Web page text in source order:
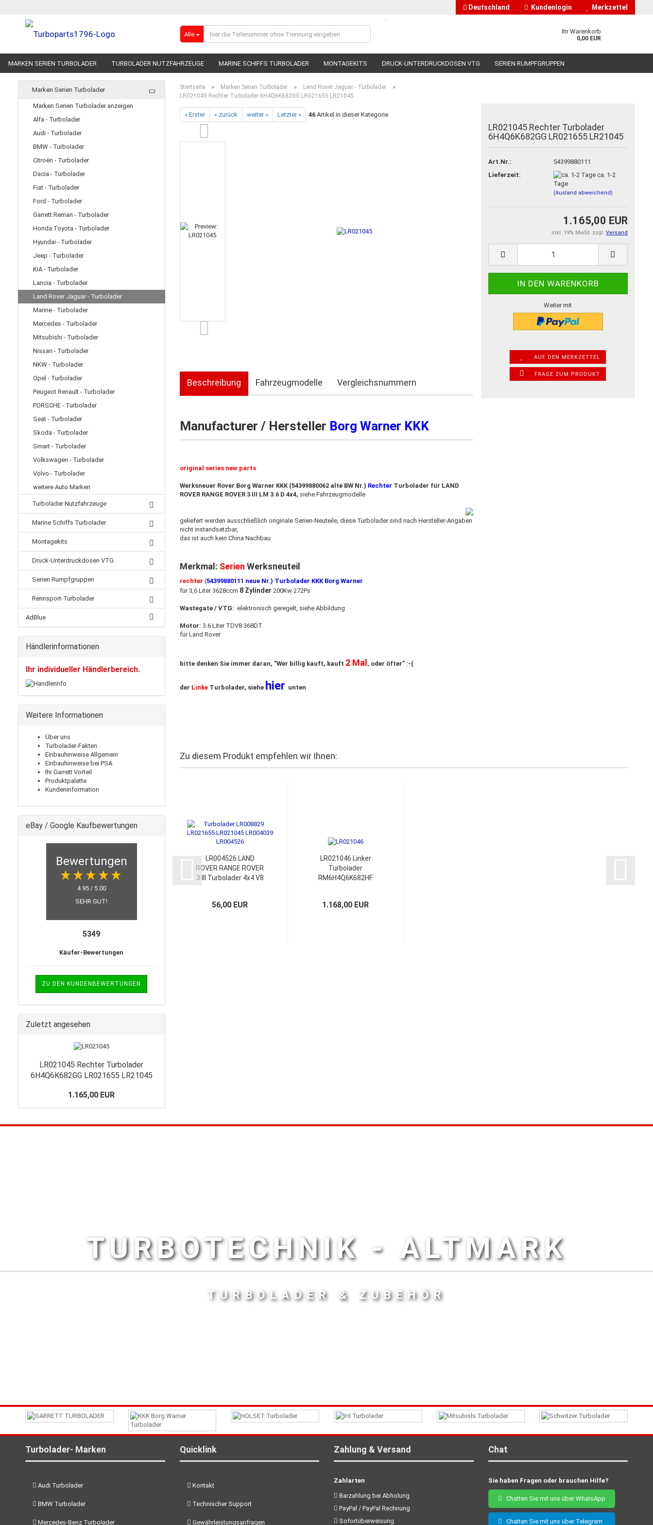
Deutschland
Lieferland
Kundenlogin Merkzettel
Alle
.
Ihr Warenkorb
0,00 EUR
MARKEN SERIEN TURBOLADER TURBOLADER NUTZFAHRZEUGE MARINE SCHIFFS TURBOLADER MONTAGEKITS DRUCK-UNTERDRUCKDOSEN VTG SERIEN RUMPFGRUPPEN
Startseite » Marken Serien Turbolader » Land Rover Jaguar - Turbolader »
LR021045 Rechter Turbolader 6H4Q6K682GG LR021655 LR21045
« Erster « zurück weiter » Letzter » 46Artikel in dieser Kategorie
LR021045 Rechter Turbolader
6H4Q6K682GG LR021655 LR21045
Art.Nr.:
54399880111
Lieferzeit:
ca. 1-2
Tage
(Ausland abweichend)
1.165,00 EUR
inkl. 19% MwSt. zzgl. Versand
Weiter mit
AUF DEN MERKZETTEL
FRAGE ZUM PRODUKT
Beschreibung Fahrzeugmodelle Vergleichsnummern
Manufacturer / Hersteller Borg Warner KKK
original series new parts
Werksneuer Rover Borg Warner KKK (54399880062 alte BW Nr.) Rechter Turbolader für LAND
ROVER RANGE ROVER 3 III LM 3.6 D 4x4, siehe Fahrzeugmodelle
geliefert werden ausschließlich originale Serien-Neuteile, diese Turbolader sind nach Hersteller-Angaben
nicht instandsetzbar,
das ist auch kein China Nachbau
Merkmal: Serien Werksneuteil
rechter (54399880111 neue Nr.) Turbolader KKK Borg Warner
für 3,6 Liter 3628ccm 8 Zylinder 200Kw 272Ps
Wastegate / VTG: elektronisch geregelt, siehe Abbildung
Motor: 3.6 Liter TDV8 368DT
für Land Rover
bitte denken Sie immer daran, "Wer billig kauft, kauft 2 Mal , oder öfter" :-(
der Linke Turbolader, siehe hier unten
Zu diesem Produkt empfehlen wir Ihnen:
LR004526 LAND
ROVER RANGE ROVER
3 III Turbolader 4x4 V8
56,00 EUR
LR021046 Linker
Turbolader
RM6H4Q6K682HF
LR008830
1.168,00 EUR
Marken Serien Turbolader
Marken Serien Turbolader anzeigen
Alfa - Turbolader
Audi - Turbolader
BMW - Turbolader
Citroën - Turbolader
Dacia - Turbolader
Fiat - Turbolader
Ford - Turbolader
Garrett Reman - Turbolader
Honda Toyota - Turbolader
Hyundai - Turbolader
Jeep - Turbolader
KIA - Turbolader
Lancia - Turbolader
Land Rover Jaguar - Turbolader
Marine - Turbolader
Mercedes - Turbolader
Mitsubishi - Turbolader
Nissan - Turbolader
NKW - Turbolader
Opel - Turbolader
Peugeot Renault - Turbolader
PORSCHE - Turbolader
Seat - Turbolader
Skoda - Turbolader
Smart - Turbolader
Volkswagen - Turbolader
Volvo - Turbolader
weitere Auto Marken
Turbolader Nutzfahrzeuge
Marine Schiffs Turbolader
Montagekits
Druck-Unterdruckdosen VTG
Serien Rumpfgruppen
Rennsport-Turbolader
AdBlue
Händlerinformationen
Ihr individueller Händlerbereich.
Weitere Informationen
Über uns
Turbolader-Fakten
Einbauhinweise Allgemein
Einbauhinweise bei PSA
Ihr Garrett Vorteil
Produktpalette
Kundeninformation
eBay / Google Kaufbewertungen
Bewertungen
4.95 / 5.00
SEHR GUT!
5349
Käufer-Bewertungen
ZU DEN KUNDENBEWERTUNGEN
Zuletzt angesehen
LR021045 Rechter Turbolader
6H4Q6K682GG LR021655 LR21045
1.165,00 EUR
TURBOTECHNIK - ALTMARK
TURBOLADER & ZUBEHÖR
Turbolader- Marken
Audi Turbolader
BMW Turbolader
Mercedes-Benz Turbolader
Quicklink
Kontakt
Technischer Support
Gewährleistungsanfragen
Zahlung & Versand
Zahlarten
Barzahlung bei Abholung
PayPal / PayPal Rechnung
Sofortüberweisung
Chat
Sie haben Fragen oder brauchen Hilfe?
Chatten Sie mit uns über WhatsApp
Chatten Sie mit uns über Telegram